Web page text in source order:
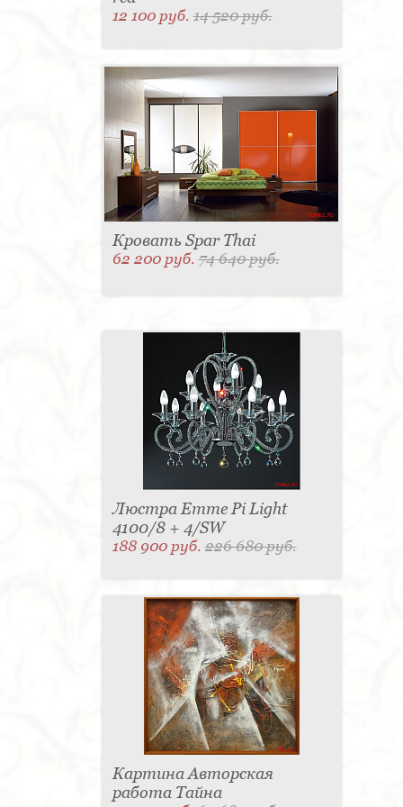
12 100 руб.14 520 руб.
Кровать Spar Thai
62 200 руб.74 640 руб.
Люстра Emme Pi Light
4100/8 + 4/SW
188 900 руб.226 680 руб.
Картина Авторская
работа Тайна